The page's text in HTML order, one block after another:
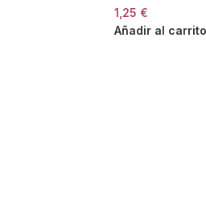
1,25 €
Añadir al carrito